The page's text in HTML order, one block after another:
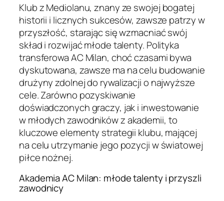
Klub z Mediolanu, znany ze swojej bogatej
historii i licznych sukcesów, zawsze patrzy w
przyszłość, starając się wzmacniać swój
skład i rozwijać młode talenty. Polityka
transferowa AC Milan, choć czasami bywa
dyskutowana, zawsze ma na celu budowanie
drużyny zdolnej do rywalizacji o najwyższe
cele. Zarówno pozyskiwanie
doświadczonych graczy, jak i inwestowanie
w młodych zawodników z akademii, to
kluczowe elementy strategii klubu, mającej
na celu utrzymanie jego pozycji w światowej
piłce nożnej.
Akademia AC Milan: młode talenty i przyszli
zawodnicy